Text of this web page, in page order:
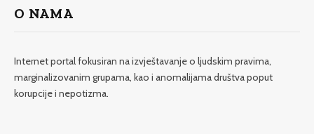
O NAMA
Internet portal fokusiran na izvještavanje o ljudskim pravima,
marginalizovanim grupama, kao i anomalijama društva poput
korupcije i nepotizma.